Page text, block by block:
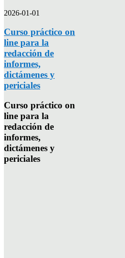
2026-01-01
Curso práctico on
line para la
redacción de
informes,
dictámenes y
periciales
Curso práctico on
line para la
redacción de
informes,
dictámenes y
periciales